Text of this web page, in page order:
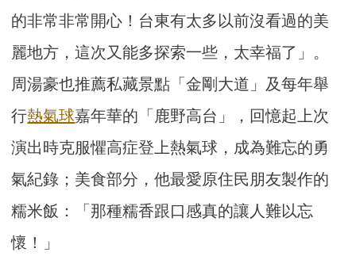
的非常非常開心！台東有太多以前沒看過的美
麗地方，這次又能多探索一些，太幸福了」。
周湯豪也推薦私藏景點「金剛大道」及每年舉
行熱氣球嘉年華的「鹿野高台」，回憶起上次
演出時克服懼高症登上熱氣球，成為難忘的勇
氣紀錄；美食部分，他最愛原住民朋友製作的
糯米飯：「那種糯香跟口感真的讓人難以忘
懷！」